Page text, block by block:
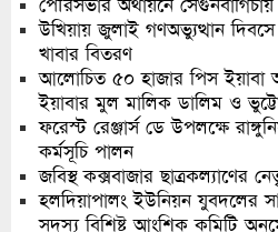
পৌরসভার অর্থায়নে সেগুনবাগিচায়
উখিয়ায় জুলাই গণঅভ্যুত্থান
খাবার বিতরণ
আলোচিত ৫০ হাজার পিস ইয়াবা
ইয়াবার মুল মালিক ডালিম ও
ফরেস্ট রেঞ্জার্স ডে উপলক্ষে
কর্মসূচি পালন
জবিস্থ কক্সবাজার ছাত্রকল্যাণের
হলদিয়াপালং ইউনিয়ন যুবদলের
সদস্য বিশিষ্ট আংশিক কমিটি